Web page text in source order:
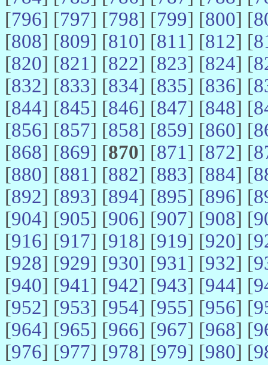
[796] [797] [798] [799] [800] [
[808] [809] [810] [811] [812] [
[820] [821] [822] [823] [824] [
[832] [833] [834] [835] [836] [
[844] [845] [846] [847] [848] [
[856] [857] [858] [859] [860] [
[868] [869] [870] [871] [872] [
[880] [881] [882] [883] [884] [
[892] [893] [894] [895] [896] [
[904] [905] [906] [907] [908] [
[916] [917] [918] [919] [920] [
[928] [929] [930] [931] [932] [
[940] [941] [942] [943] [944] [
[952] [953] [954] [955] [956] [
[964] [965] [966] [967] [968] [
[976] [977] [978] [979] [980] [